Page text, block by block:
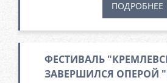
ПОДРОБНЕЕ
ФЕСТИВАЛЬ
ЗАВЕРШИЛСЯ ОПЕРОЙ